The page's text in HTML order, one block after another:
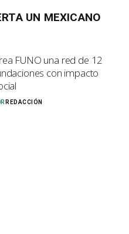
UN MEXICANO
FUNO una red de 12
con impacto
REDACCIÓN